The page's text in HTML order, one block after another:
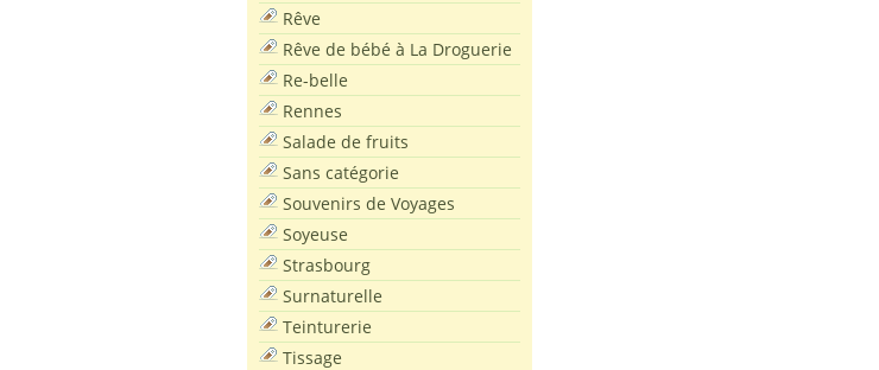
Rêve
Rêve de bébé à La Droguerie
Re-belle
Rennes
Salade de fruits
Sans catégorie
Souvenirs de Voyages
Soyeuse
Strasbourg
Surnaturelle
Teinturerie
Tissage